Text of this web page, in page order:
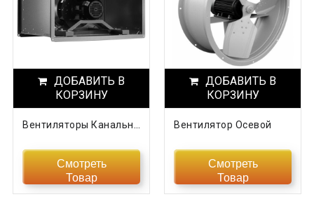
ДОБАВИТЬ В
КОРЗИНУ
Смотреть
Товар
ДОБАВИТЬ В
КОРЗИНУ
Вентилятор Осевой
Смотреть
Товар